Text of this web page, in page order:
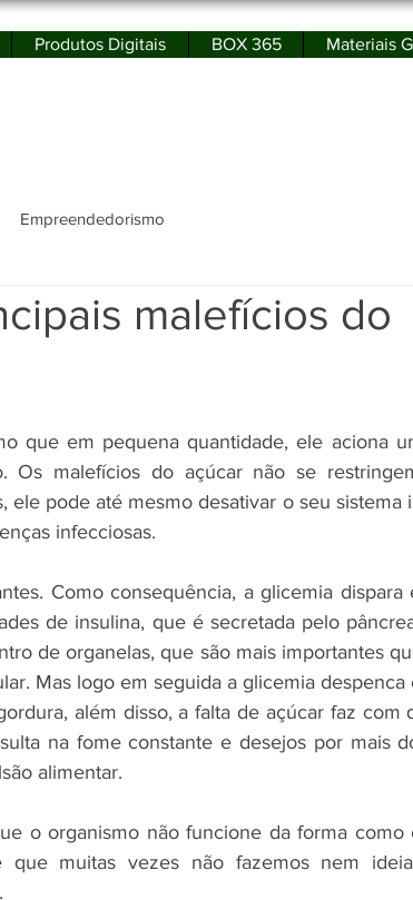
Produtos Digitais BOX 365 Materiais
Empreendedorismo
malefícios do
que em pequena quantidade, ele aciona
Os malefícios do açúcar não se
ele pode até mesmo desativar o seu sistema
infecciosas.
Como consequência, a glicemia
de insulina, que é secretada pelo
de organelas, que são mais importantes
Mas logo em seguida a glicemia despenca
além disso, a falta de açúcar faz com
na fome constante e desejos por mais
alimentar.
o organismo não funcione da forma como
que muitas vezes não fazemos nem